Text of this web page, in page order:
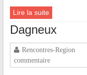
Lire la suite
Dagneux
Rencontres-Region
commentaire